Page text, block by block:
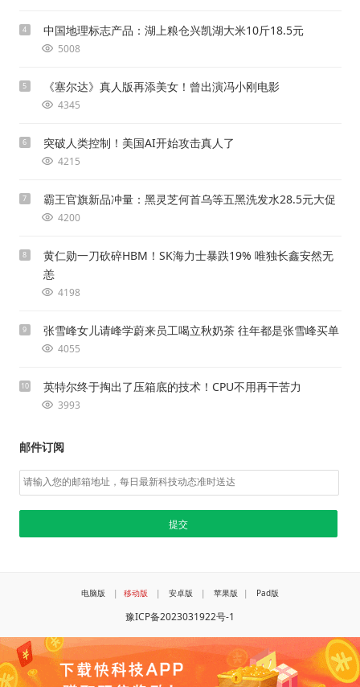
4 中国地理标志产品：湖上粮仓兴凯湖大米10斤18.5元
5008
5 《塞尔达》真人版再添美女！曾出演冯小刚电影
4345
6 突破人类控制！美国AI开始攻击真人了
4215
7 霸王官旗新品冲量：黑灵芝何首乌等五黑洗发水28.5元大促
4200
8
黄仁勋一刀砍碎HBM！SK海力士暴跌19% 唯独长鑫安然无
恙
4198
9 张雪峰女儿请峰学蔚来员工喝立秋奶茶 往年都是张雪峰买单
4055
10 英特尔终于掏出了压箱底的技术！CPU不用再干苦力
3993
邮件订阅
电脑版 | 移动版 | 安卓版 | 苹果版 | Pad版
豫ICP备2023031922号-1